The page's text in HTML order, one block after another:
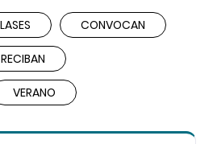
CONVOCAN
RECIBAN
VERANO